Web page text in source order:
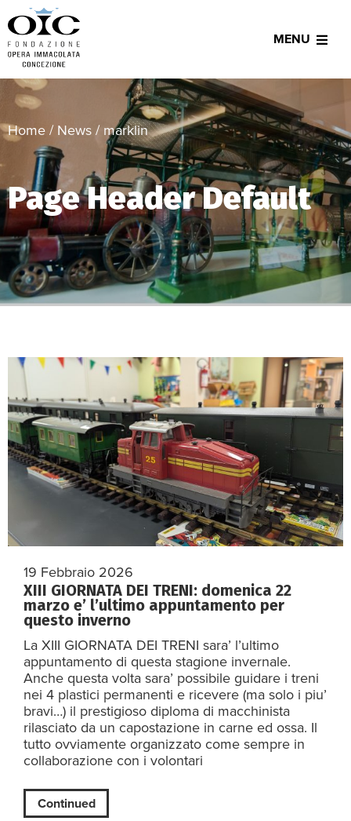
MENU
Home / News / marklin
Page Header Default
19 Febbraio 2026
XIII GIORNATA DEI TRENI: domenica 22
marzo e’ l’ultimo appuntamento per
questo inverno
La XIII GIORNATA DEI TRENI sara’ l’ultimo
appuntamento di questa stagione invernale.
Anche questa volta sara’ possibile guidare i treni
nei 4 plastici permanenti e ricevere (ma solo i piu’
bravi…) il prestigioso diploma di macchinista
rilasciato da un capostazione in carne ed ossa. Il
tutto ovviamente organizzato come sempre in
collaborazione con i volontari
Continued